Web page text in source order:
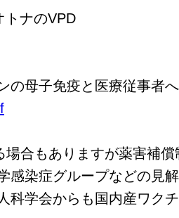
トナのVPD
の母子免疫と医療従事者
合もありますが薬害補
感染症グループなどの見
科学会からも国内産ワク